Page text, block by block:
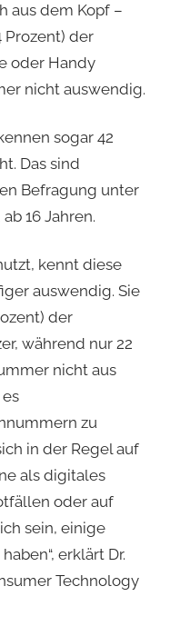
aus dem Kopf –
Prozent) der
oder Handy
nicht auswendig.
sogar 42
Das sind
Befragung unter
16 Jahren.
kennt diese
auswendig. Sie
der
während nur 22
nicht aus
zu
in der Regel auf
als digitales
oder auf
sein, einige
erklärt Dr.
Technology